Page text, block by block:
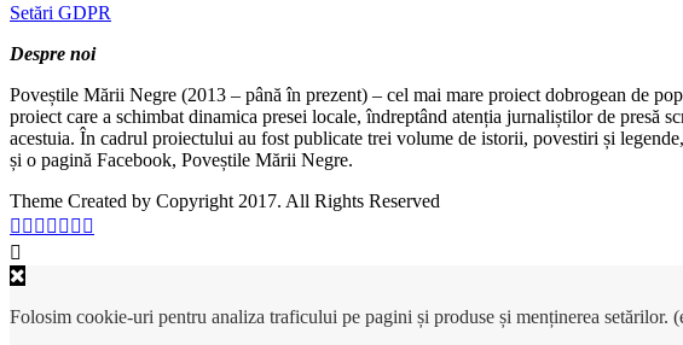
Setări GDPR
Despre noi
Poveștile Mării Negre (2013 – până în prezent) – cel mai mare proiect dobrogean de
proiect care a schimbat dinamica presei locale, îndreptând atenția jurnaliștilor de
acestuia. În cadrul proiectului au fost publicate trei volume de istorii, povestiri și
și o pagină Facebook, Poveștile Mării Negre.
Theme Created by Copyright 2017. All Rights Reserved
Folosim cookie-uri pentru analiza traficului pe pagini și produse și menținerea